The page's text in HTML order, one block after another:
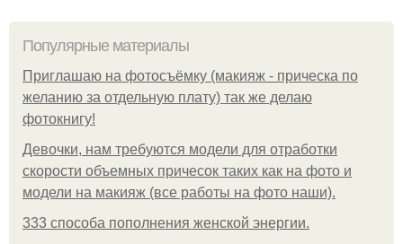
Популярные материалы
Приглашаю на фотосъёмку (макияж - прическа по
желанию за отдельную плату) так же делаю
фотокнигу!
Девочки, нам требуются модели для отработки
скорости объемных причесок таких как на фото и
модели на макияж (все работы на фото наши).
333 способа пополнения женской энергии.